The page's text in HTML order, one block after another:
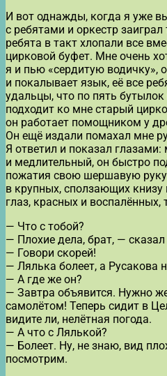
И вот однажды, когда я уже
с ребятами и оркестр
ребята в такт хлопали все
цирковой буфет. Мне очень
я и пью «сердитую водичку»,
и покалывает язык, её все
удальцы, что по пять
подходит ко мне старый
он работает помощником у
Он ещё издали помахал мне
Я ответил и показал
и медлительный, он быстро
пожатия свою шершавую
в крупных, сползающих
глаз, красных и воспалённых,
— Что с тобой?
— Плохие дела, брат, —
— Говори скорей!
— Лялька болеет, а Русакова
— А где же он?
— Завтра объявится. Нужно
самолётом! Теперь сидит в
видите ли, нелётная погода.
— А что с Лялькой?
— Болеет. Ну, не знаю, вид
посмотрим.